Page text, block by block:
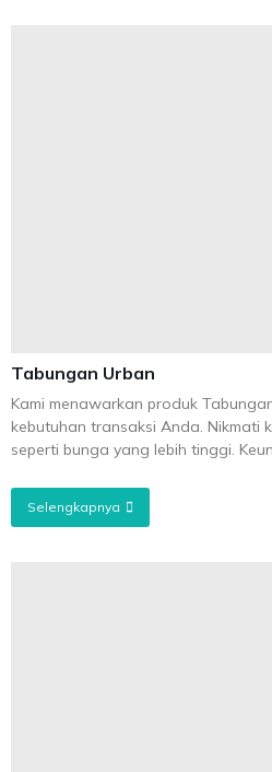
Tabungan Urban
Kami menawarkan produk
kebutuhan transaksi Anda. Nikmati
seperti bunga yang lebih tinggi.
Selengkapnya